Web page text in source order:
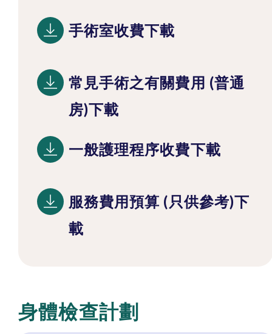
手術室收費下載
常見手術之有關費用 (普通
房)下載
一般護理程序收費下載
服務費用預算 (只供參考)下
載
身體檢查計劃